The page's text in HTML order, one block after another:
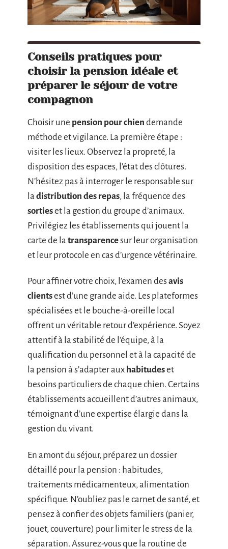
Conseils pratiques pour
choisir la pension idéale et
préparer le séjour de votre
compagnon
Choisir une pension pour chien demande
méthode et vigilance. La première étape :
visiter les lieux. Observez la propreté, la
disposition des espaces, l’état des clôtures.
N’hésitez pas à interroger le responsable sur
la distribution des repas, la fréquence des
sortieset la gestion du groupe d’animaux.
Privilégiez les établissements qui jouent la
carte de la transparencesur leur organisation
et leur protocole en cas d’urgence vétérinaire.
Pour affiner votre choix, l’examen desavis
clientsest d’une grande aide. Les plateformes
spécialisées et le bouche-à-oreille local
offrent un véritable retour d’expérience. Soyez
attentif à la stabilité de l’équipe, à la
qualification du personnel et à la capacité de
la pension à s’adapter aux habitudeset
besoins particuliers de chaque chien. Certains
établissements accueillent d’autres animaux,
témoignant d’une expertise élargie dans la
gestion du vivant.
En amont du séjour, préparez un dossier
détaillé pour la pension : habitudes,
traitements médicamenteux, alimentation
spécifique. N’oubliez pas le carnet de santé, et
pensez à confier des objets familiers (panier,
jouet, couverture) pour limiter le stress de la
séparation. Assurez-vous que la routine de